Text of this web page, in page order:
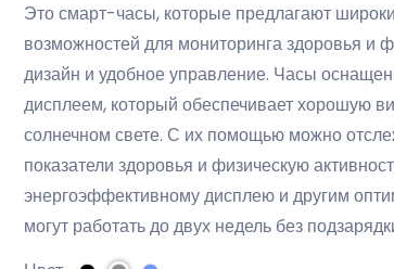
Это смарт-часы, которые предлагают
возможностей для мониторинга здоровья и
дизайн и удобное управление. Часы
дисплеем, который обеспечивает хорошую
солнечном свете. С их помощью можно
показатели здоровья и физическую
энергоэффективному дисплею и другим
могут работать до двух недель без